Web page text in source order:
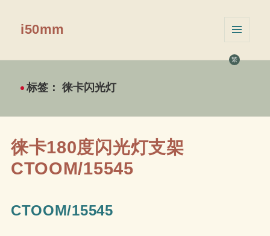
繁
i50mm
挂件
标签：徕卡闪光灯
徕卡180度闪光灯支架
CTOOM/15545
CTOOM/15545